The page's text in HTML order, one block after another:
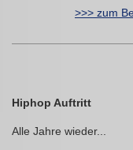
>>> zum
Hiphop Auftritt
Alle Jahre wieder...